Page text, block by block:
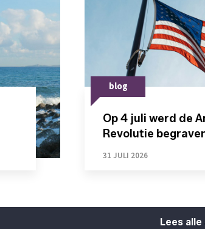
blog
Op 4 juli werd de
Revolutie
31 JULI 2026
Lees